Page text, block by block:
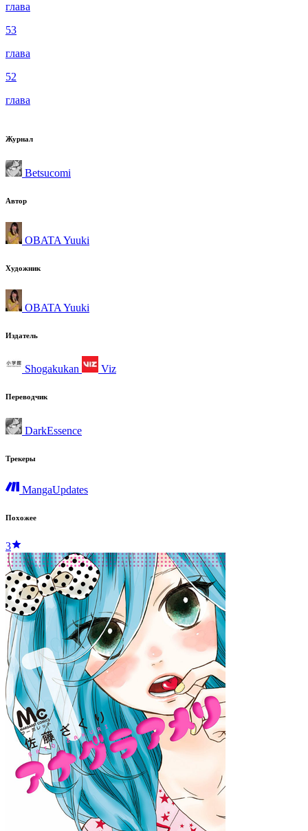
глава
53
глава
52
глава
Журнал
Betsucomi
Автор
OBATA Yuuki
Художник
OBATA Yuuki
Издатель
Shogakukan Viz
Переводчик
DarkEssence
Трекеры
MangaUpdates
Похожее
3